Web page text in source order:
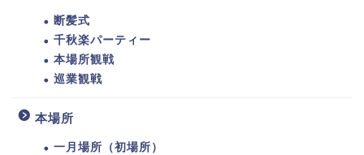
断髪式
千秋楽パーティー
本場所観戦
巡業観戦
本場所
一月場所（初場所）